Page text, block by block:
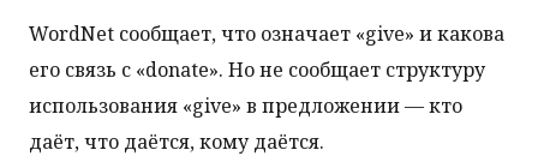
WordNet сообщает, что означает «give» и какова
его связь с «donate». Но не сообщает структуру
использования «give» в предложении — кто
даёт, что даётся, кому даётся.